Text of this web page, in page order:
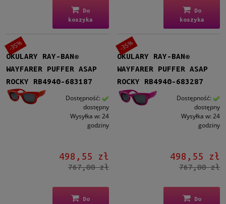
Do
koszyka
Do
koszyka
OKULARY RAY-BAN®
WAYFARER PUFFER ASAP
ROCKY RB4940-683187
Dostępność:
dostępny
Wysyłka w: 24
godziny
498,55 zł
767,00 zł
Do
-35%
OKULARY RAY-BAN®
WAYFARER PUFFER ASAP
ROCKY RB4940-683287
Dostępność:
dostępny
Wysyłka w: 24
godziny
498,55 zł
767,00 zł
Do
-35%